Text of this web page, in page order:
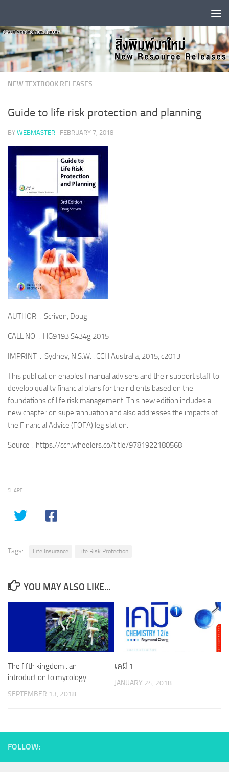
NEW TEXTBOOK RELEASES
Guide to life risk protection and planning
BY WEBMASTER · FEBRUARY 7, 2018
AUTHOR : Scriven, Doug
CALL NO : HG9193 S434g 2015
IMPRINT : Sydney, N.S.W. : CCH Australia, 2015, c2013
This publication enables financial advisers and their support staff to
develop quality financial plans for their clients based on the
foundations of life risk management. This new edition includes a
new chapter on superannuation and also addresses the impacts of
the Financial Advice (FOFA) legislation.
Source : https://cch.wheelers.co/title/9781922180568
SHARE
Tags: Life Insurance Life Risk Protection
YOU MAY ALSO LIKE...
The fifth kingdom : an
introduction to mycology
SEPTEMBER 13, 2018
เคมี 1
JANUARY 24, 2018
FOLLOW: